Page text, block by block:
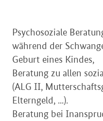
Psychosoziale
während der
Geburt eines Kindes,
Beratung zu allen
(ALG II,
Elterngeld, ...).
Beratung bei